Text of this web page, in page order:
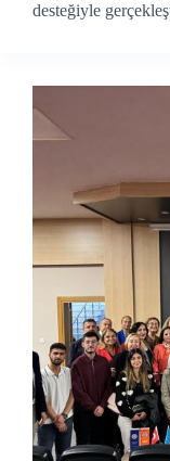
desteğiyle